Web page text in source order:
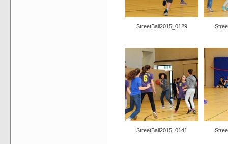
StreetBall2015_0129
StreetBall2015_0141